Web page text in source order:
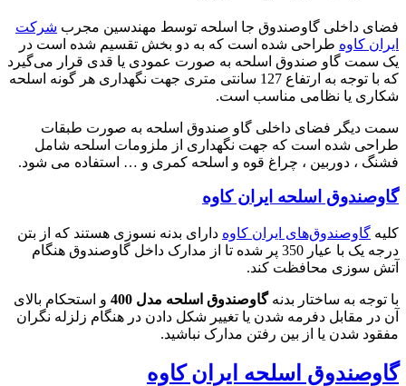
فضای داخلی گاوصندوق جا اسلحه توسط مهندسین مجرب شرکت
ایران کاوه طراحی شده است که به دو بخش تقسیم شده است در
یک سمت گاو صندوق اسلحه به صورت عمودی یا قدی قرار می‌گیرد
که با توجه به ارتفاع 127 سانتی متری جهت نگهداری هر گونه اسلحه
شکاری یا نظامی مناسب است.
سمت دیگر فضای داخلی گاو صندوق اسلحه به صورت طبقات
طراحی شده است که جهت نگهداری از ملزومات اسلحه شامل
فشنگ ، دوربین ، چراغ قوه و اسلحه کمری و … استفاده می شود.
گاوصندوق اسلحه ایران کاوه
کلیه گاوصندوق‌های ایران کاوه دارای بدنه نسوزی هستند که از بتن
درجه یک با عیار 350 پر شده تا از مدارک داخل گاوصندوق هنگام
آتش سوزی محافظت کند.
با توجه به ساختار بدنهگاوصندوق اسلحه مدل 400
و استحکام بالای
آن در مقابل دفرمه شدن یا تغییر شکل دادن در هنگام زلزله نگران
مفقود شدن یا از بین رفتن مدارک نباشید.
گاوصندوق اسلحه ایران کاوه